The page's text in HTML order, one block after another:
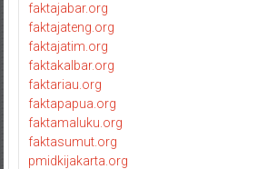
faktajabar.org
faktajateng.org
faktajatim.org
faktakalbar.org
faktariau.org
faktapapua.org
faktamaluku.org
faktasumut.org
pmidkijakarta.org